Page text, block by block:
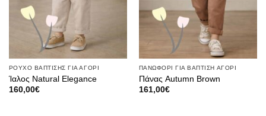
ΡΟΥΧΟ ΒΑΠΤΙΣΗΣ ΓΙΑ ΑΓΟΡΙ
Ίαλος Natural Elegance
160,00€
ΠΑΝΩΦΟΡΙ ΓΙΑ ΒΑΠΤΙΣΗ ΑΓΟΡΙ
Πάνας Autumn Brown
161,00€